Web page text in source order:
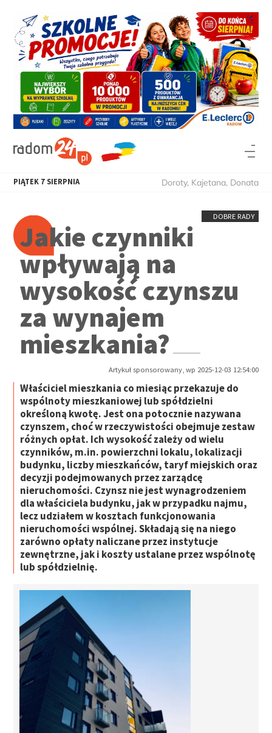
PIĄTEK 7 SIERPNIA Doroty, Kajetana, Donata
DOBRE RADY
Jakie czynniki
wpływają na
wysokość czynszu
za wynajem
mieszkania?
Artykuł sponsorowany, wp 2025-12-03 12:54:00
Właściciel mieszkania co miesiąc przekazuje do
wspólnoty mieszkaniowej lub spółdzielni
określoną kwotę. Jest ona potocznie nazywana
czynszem, choć w rzeczywistości obejmuje zestaw
różnych opłat. Ich wysokość zależy od wielu
czynników, m.in. powierzchni lokalu, lokalizacji
budynku, liczby mieszkańców, taryf miejskich oraz
decyzji podejmowanych przez zarządcę
nieruchomości. Czynsz nie jest wynagrodzeniem
dla właściciela budynku, jak w przypadku najmu,
lecz udziałem w kosztach funkcjonowania
nieruchomości wspólnej. Składają się na niego
zarówno opłaty naliczane przez instytucje
zewnętrzne, jak i koszty ustalane przez wspólnotę
lub spółdzielnię.